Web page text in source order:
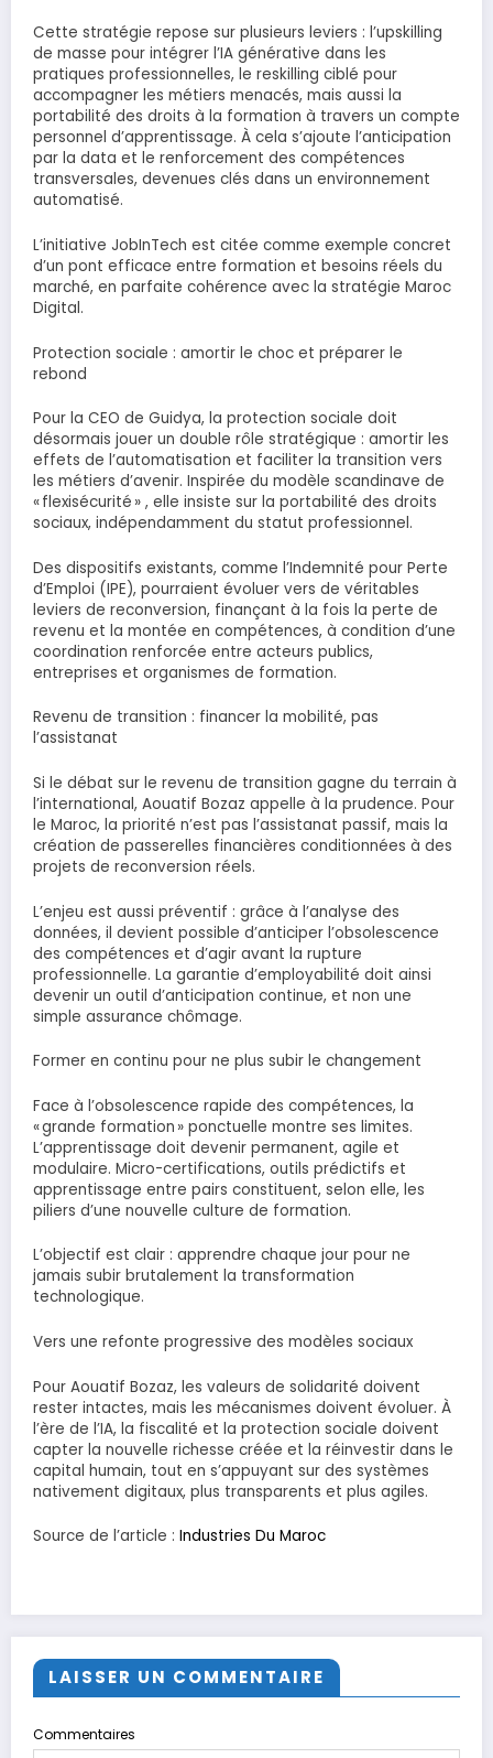
Cette stratégie repose sur plusieurs leviers : l’upskilling
de masse pour intégrer l’IA générative dans les
pratiques professionnelles, le reskilling ciblé pour
accompagner les métiers menacés, mais aussi la
portabilité des droits à la formation à travers un compte
personnel d’apprentissage. À cela s’ajoute l’anticipation
par la data et le renforcement des compétences
transversales, devenues clés dans un environnement
automatisé.
L’initiative JobInTech est citée comme exemple concret
d’un pont efficace entre formation et besoins réels du
marché, en parfaite cohérence avec la stratégie Maroc
Digital.
Protection sociale : amortir le choc et préparer le
rebond
Pour la CEO de Guidya, la protection sociale doit
désormais jouer un double rôle stratégique : amortir les
effets de l’automatisation et faciliter la transition vers
les métiers d’avenir. Inspirée du modèle scandinave de
« flexisécurité » , elle insiste sur la portabilité des droits
sociaux, indépendamment du statut professionnel.
Des dispositifs existants, comme l’Indemnité pour Perte
d’Emploi (IPE), pourraient évoluer vers de véritables
leviers de reconversion, finançant à la fois la perte de
revenu et la montée en compétences, à condition d’une
coordination renforcée entre acteurs publics,
entreprises et organismes de formation.
Revenu de transition : financer la mobilité, pas
l’assistanat
Si le débat sur le revenu de transition gagne du terrain à
l’international, Aouatif Bozaz appelle à la prudence. Pour
le Maroc, la priorité n’est pas l’assistanat passif, mais la
création de passerelles financières conditionnées à des
projets de reconversion réels.
L’enjeu est aussi préventif : grâce à l’analyse des
données, il devient possible d’anticiper l’obsolescence
des compétences et d’agir avant la rupture
professionnelle. La garantie d’employabilité doit ainsi
devenir un outil d’anticipation continue, et non une
simple assurance chômage.
Former en continu pour ne plus subir le changement
Face à l’obsolescence rapide des compétences, la
« grande formation » ponctuelle montre ses limites.
L’apprentissage doit devenir permanent, agile et
modulaire. Micro-certifications, outils prédictifs et
apprentissage entre pairs constituent, selon elle, les
piliers d’une nouvelle culture de formation.
L’objectif est clair : apprendre chaque jour pour ne
jamais subir brutalement la transformation
technologique.
Vers une refonte progressive des modèles sociaux
Pour Aouatif Bozaz, les valeurs de solidarité doivent
rester intactes, mais les mécanismes doivent évoluer. À
l’ère de l’IA, la fiscalité et la protection sociale doivent
capter la nouvelle richesse créée et la réinvestir dans le
capital humain, tout en s’appuyant sur des systèmes
nativement digitaux, plus transparents et plus agiles.
Source de l’article : Industries Du Maroc
LAISSER UN COMMENTAIRE
Commentaires